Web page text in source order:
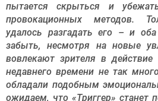
пытается скрыться и
провокационных методов.
удалось разгадать его – и
забыть, несмотря на новые
вовлекают зрителя в
недавнего времени не так
обладали подобным
ожидаем, что «Триггер» станет